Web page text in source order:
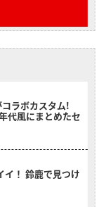
ラボカスタム!
代風にまとめたセ
イ！ 鈴鹿で見つけ